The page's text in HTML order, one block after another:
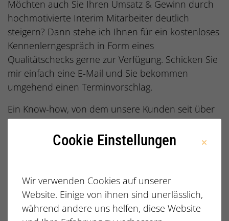
Möchten auch Sie Ihren Umsatz & Gewinn durch
hochmotivierte Interim Mitarbeiter deutlich
steigern? Dann stehe ich Ihnen für ein kostenloses
Kennenlerngespräch in Form eines
Qualitätschecks gerne zur Verfügung. Schicken Sie
mir einfach eine E-Mail und Sie bekommen
umgehend einen Terminvorschlag.
Ein Know-how, von dem unsere Kunden seit über
14 Jahren profitieren. Schließen Sie sich an!
Cookie Einstellungen
Wir verwenden Cookies auf unserer
Website. Einige von ihnen sind unerlässlich,
während andere uns helfen, diese Website